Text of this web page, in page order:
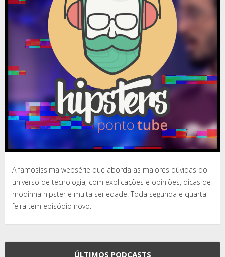
A famosíssima websérie que aborda as maiores dúvidas do
universo de tecnologia, com explicações e opiniões, dicas de
modinha hipster e muita seriedade! Toda segunda e quarta
feira tem episódio novo.
ÚLTIMOS PODCASTS